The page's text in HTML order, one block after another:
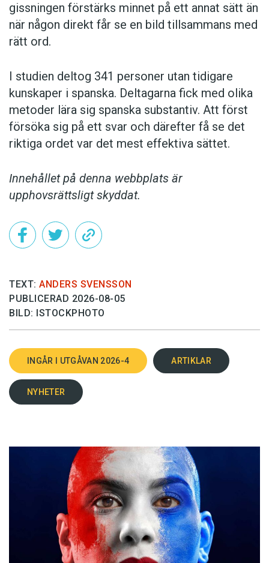
gissningen förstärks minnet på ett annat sätt än
när någon direkt får se en bild tillsammans med
rätt ord.
I studien deltog 341 personer utan tidigare
kunskaper i spanska. Deltagarna fick med olika
metoder lära sig spanska substantiv. Att först
försöka sig på ett svar och därefter få se det
riktiga ordet var det mest effektiva sättet.
Innehållet på denna webbplats är
upphovsrättsligt skyddat.
TEXT: ANDERS SVENSSON
PUBLICERAD 2026-08-05
BILD: ISTOCKPHOTO
INGÅR I UTGÅVAN 2026-4 ARTIKLAR
NYHETER